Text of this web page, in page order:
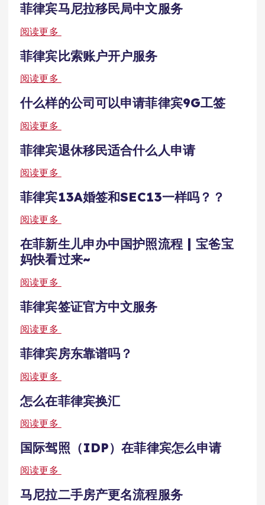
菲律宾马尼拉移民局中文服务
阅读更多
菲律宾比索账户开户服务
阅读更多
什么样的公司可以申请菲律宾9G工签
阅读更多
菲律宾退休移民适合什么人申请
阅读更多
菲律宾13A婚签和SEC13一样吗？？
阅读更多
在菲新生儿申办中国护照流程 | 宝爸宝
妈快看过来~
阅读更多
菲律宾签证官方中文服务
阅读更多
菲律宾房东靠谱吗？
阅读更多
怎么在菲律宾换汇
阅读更多
国际驾照（IDP）在菲律宾怎么申请
阅读更多
马尼拉二手房产更名流程服务